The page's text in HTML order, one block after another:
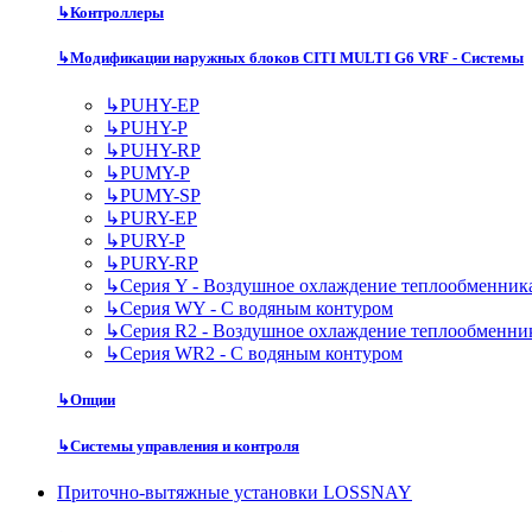
↳Контроллеры
↳Модификации наружных блоков CITI MULTI G6 VRF - Системы
↳PUHY-EP
↳PUHY-P
↳PUHY-RP
↳PUMY-P
↳PUMY-SP
↳PURY-EP
↳PURY-P
↳PURY-RP
↳Серия Y - Воздушное охлаждение
↳Серия WY - С водяным контуром
↳Серия R2 - Воздушное охлаждение
↳Серия WR2 - С водяным контуром
↳Опции
↳Системы управления и контроля
Приточно-вытяжные установки LOSSNAY